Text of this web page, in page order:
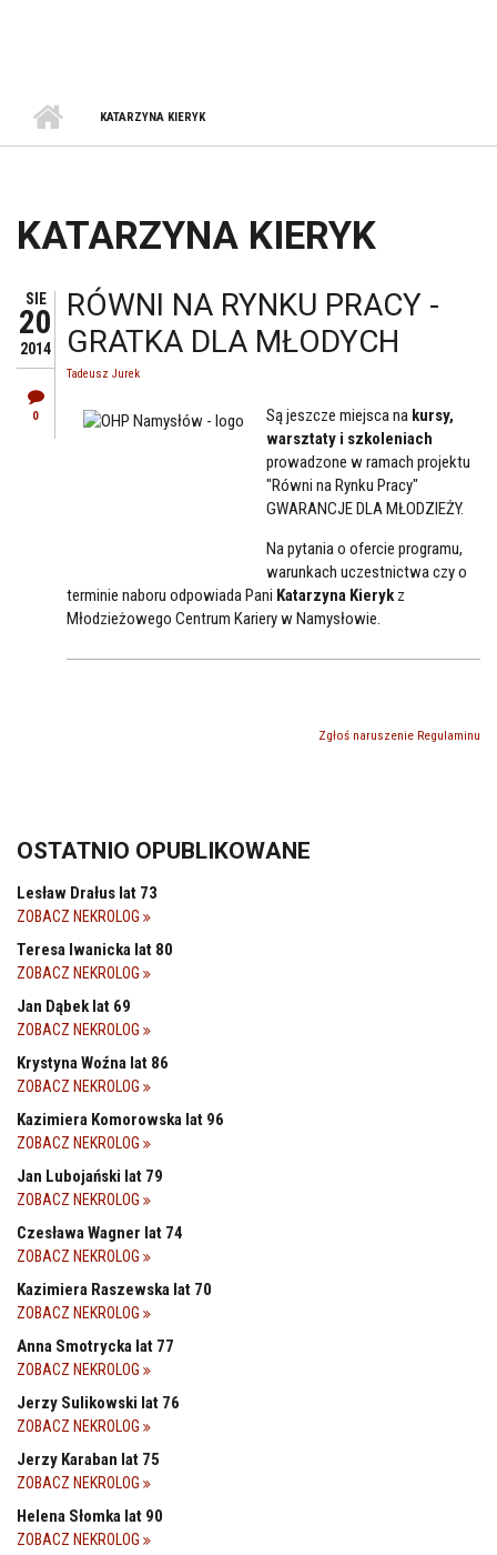
KATARZYNA KIERYK
KATARZYNA KIERYK
SIE
20
2014
0
RÓWNI NA RYNKU PRACY -
GRATKA DLA MŁODYCH
Tadeusz Jurek
Są jeszcze miejsca na kursy,
warsztaty i szkoleniach
prowadzone w ramach projektu
"Równi na Rynku Pracy"
GWARANCJE DLA MŁODZIEŻY.
Na pytania o ofercie programu,
warunkach uczestnictwa czy o
terminie naboru odpowiada Pani Katarzyna Kieryk z
Młodzieżowego Centrum Kariery w Namysłowie.
Zgłoś naruszenie Regulaminu
OSTATNIO OPUBLIKOWANE
Lesław Drałus lat 73
ZOBACZ NEKROLOG
Teresa Iwanicka lat 80
ZOBACZ NEKROLOG
Jan Dąbek lat 69
ZOBACZ NEKROLOG
Krystyna Woźna lat 86
ZOBACZ NEKROLOG
Kazimiera Komorowska lat 96
ZOBACZ NEKROLOG
Jan Lubojański lat 79
ZOBACZ NEKROLOG
Czesława Wagner lat 74
ZOBACZ NEKROLOG
Kazimiera Raszewska lat 70
ZOBACZ NEKROLOG
Anna Smotrycka lat 77
ZOBACZ NEKROLOG
Jerzy Sulikowski lat 76
ZOBACZ NEKROLOG
Jerzy Karaban lat 75
ZOBACZ NEKROLOG
Helena Słomka lat 90
ZOBACZ NEKROLOG